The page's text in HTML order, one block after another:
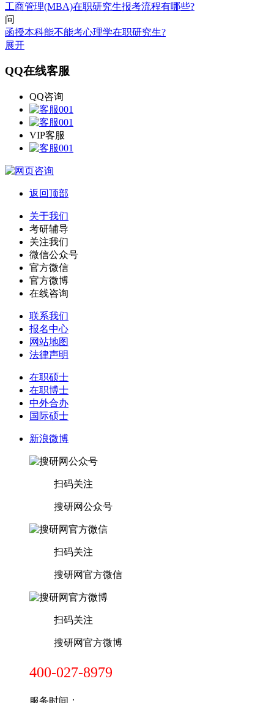
工商管理(MBA)在职研究生报考流程有哪些?
问
函授本科能不能考心理学在职研究生?
展开
QQ在线客服
QQ咨询
VIP客服
返回顶部
关于我们
考研辅导
关注我们
微信公众号
官方微信
官方微博
在线咨询
联系我们
报名中心
网站地图
法律声明
在职硕士
在职博士
中外合办
国际硕士
新浪微博
扫码关注
搜研网公众号
扫码关注
搜研网官方微信
扫码关注
搜研网官方微博
400-027-8979
服务时间：